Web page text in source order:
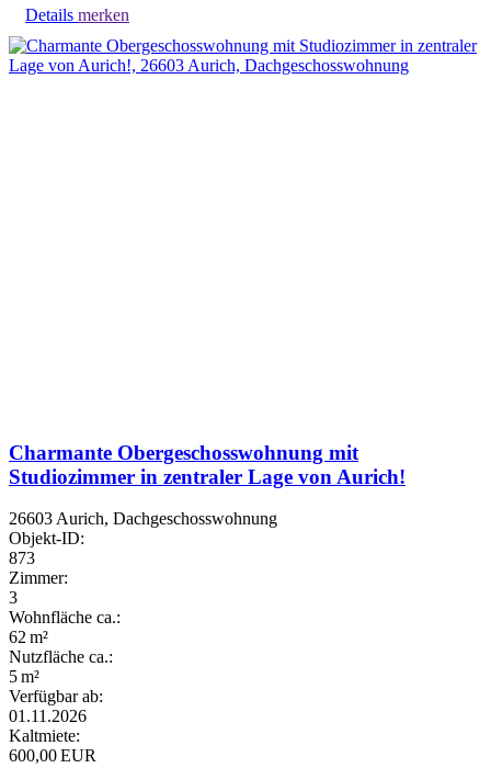
Details merken
Charmante Obergeschosswohnung mit
Studiozimmer in zentraler Lage von Aurich!
26603 Aurich, Dachgeschosswohnung
Objekt-ID:
873
Zimmer:
3
Wohnfläche ca.:
62 m²
Nutzfläche ca.:
5 m²
Verfügbar ab:
01.11.2026
Kaltmiete:
600,00 EUR